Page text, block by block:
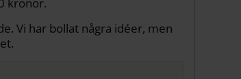
Vi har bollat några idéer, men